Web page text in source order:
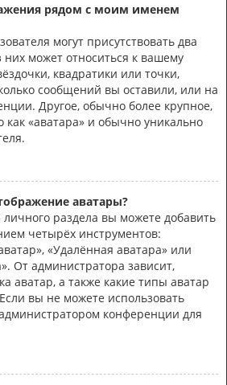
рядом с моим именем
могут присутствовать два
может относиться к вашему
квадратики или точки,
сообщений вы оставили, или на
Другое, обычно более крупное,
как «аватара» и обычно уникально
аватары?
раздела вы можете добавить
четырёх инструментов:
«Удалённая аватара» или
От администратора зависит,
аватар, а также какие типы аватар
вы не можете использовать
конференции для